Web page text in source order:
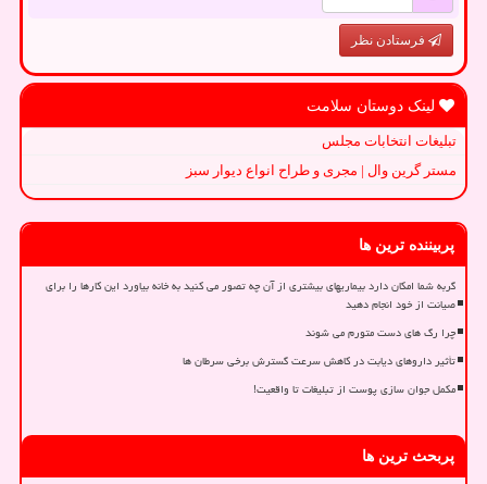
فرستادن نظر
لینک دوستان سلامت
تبلیغات انتخابات مجلس
مستر گرین وال | مجری و طراح انواع دیوار سبز
پربیننده ترین ها
گربه شما امکان دارد بیماریهای بیشتری از آن چه تصور می کنید به خانه بیاورد این کارها را برای
صیانت از خود انجام دهید
چرا رگ های دست متورم می شوند
تأثیر داروهای دیابت در کاهش سرعت گسترش برخی سرطان ها
مکمل جوان سازی پوست از تبلیغات تا واقعیت!
پربحث ترین ها